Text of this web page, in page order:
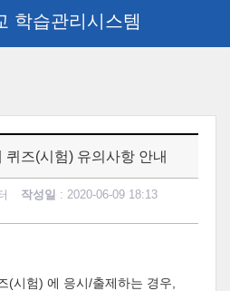
학습관리시스템
즈(시험) 유의사항 안내
작성일 : 2020-06-09 18:13
(시험) 에 응시/출제하는 경우,